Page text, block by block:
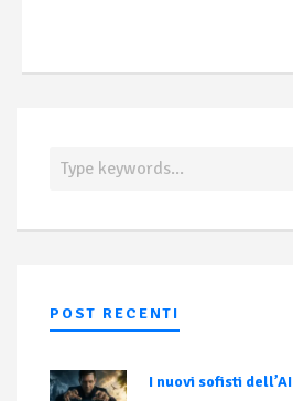
POST RECENTI
I nuovi sofisti dell’AI